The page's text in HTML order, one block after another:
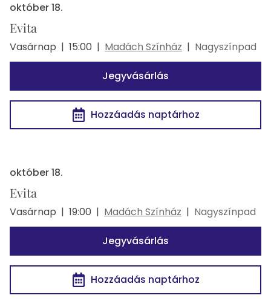
október 18.
Evita
Vasárnap | 15:00 | Madách Színház | Nagyszínpad
Jegyvásárlás
Hozzáadás naptárhoz
október 18.
Evita
Vasárnap | 19:00 | Madách Színház | Nagyszínpad
Jegyvásárlás
Hozzáadás naptárhoz